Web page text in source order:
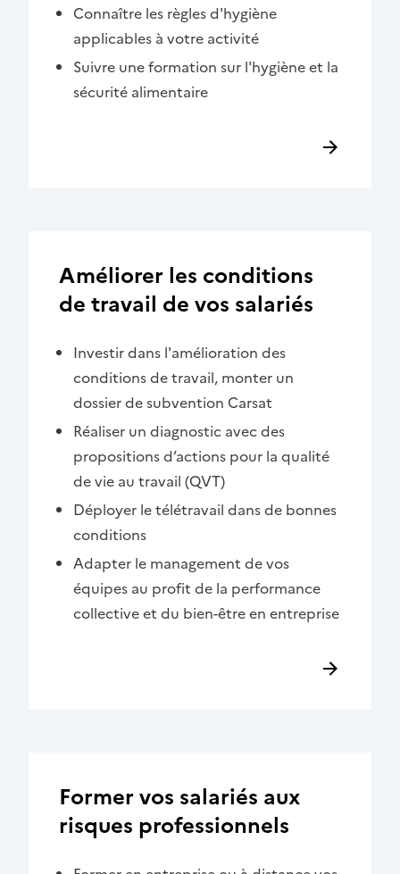
Connaître les règles d'hygiène
applicables à votre activité
Suivre une formation sur l'hygiène et la
sécurité alimentaire
Améliorer les conditions
de travail de vos salariés
Investir dans l'amélioration des
conditions de travail, monter un
dossier de subvention Carsat
Réaliser un diagnostic avec des
propositions d’actions pour la qualité
de vie au travail (QVT)
Déployer le télétravail dans de bonnes
conditions
Adapter le management de vos
équipes au profit de la performance
collective et du bien-être en entreprise
Former vos salariés aux
risques professionnels